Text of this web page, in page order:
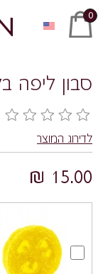
0
סבון ליפה
לדירוג המוצר
15.00 ₪